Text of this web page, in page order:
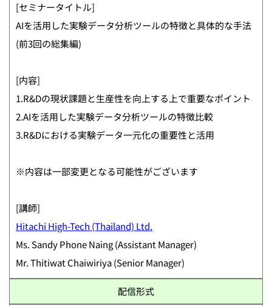
[セミナータイトル]
AIを活用した実験データ分析ツールの特徴と具体的な手法
(前3回の総集編)
[内容]
1.R&Dの現状課題と生産性を向上する上で重要なポイント
2.AIを活用した実験データ分析ツールの特徴比較
3.R&Dにおける実験データ一元化の重要性と活用
※内容は一部変更となる可能性がございます
[講師]
Hitachi High-Tech (Thailand) Ltd.
Ms. Sandy Phone Naing (Assistant Manager)
Mr. Thitiwat Chaiwiriya (Senior Manager)
配信形式